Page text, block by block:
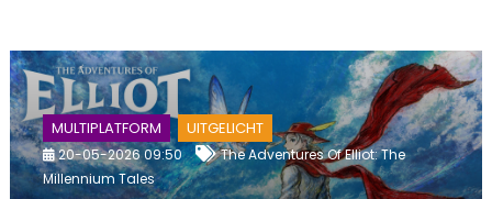
MULTIPLATFORM UITGELICHT
20-05-2026 09:50
The Adventures Of Elliot: The
Millennium Tales